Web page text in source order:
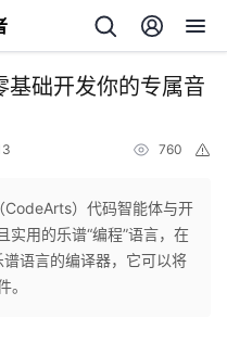
础开发你的专属音
760
CodeArts）代码智能体与开
用的乐谱“编程”语言，在
语言的编译器，它可以将
。